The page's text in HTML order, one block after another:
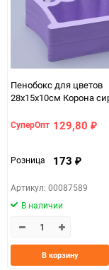
Пенобокс для цветов
28х15х10см Корона
СуперОпт 129,80 ₽
Розница 173 ₽
Артикул: 00087589
В наличии
В корзину